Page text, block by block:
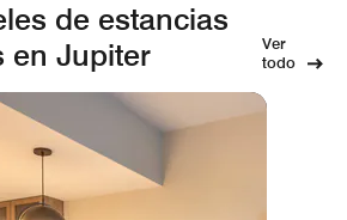
de estancias
en Jupiter
Ver
todo